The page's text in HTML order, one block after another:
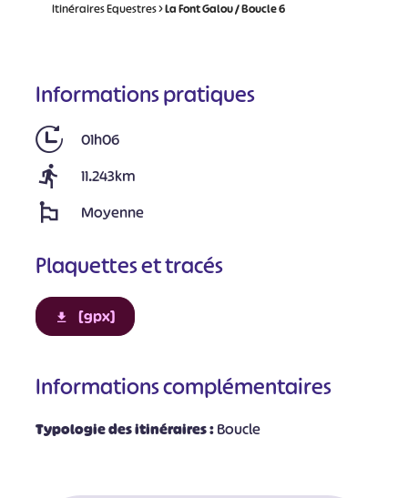
Itinéraires Equestres>La Font Galou / Boucle 6
Informations pratiques
01h06
11.243km
Moyenne
Plaquettes et tracés
[gpx]
Informations complémentaires
Typologie des itinéraires :Boucle